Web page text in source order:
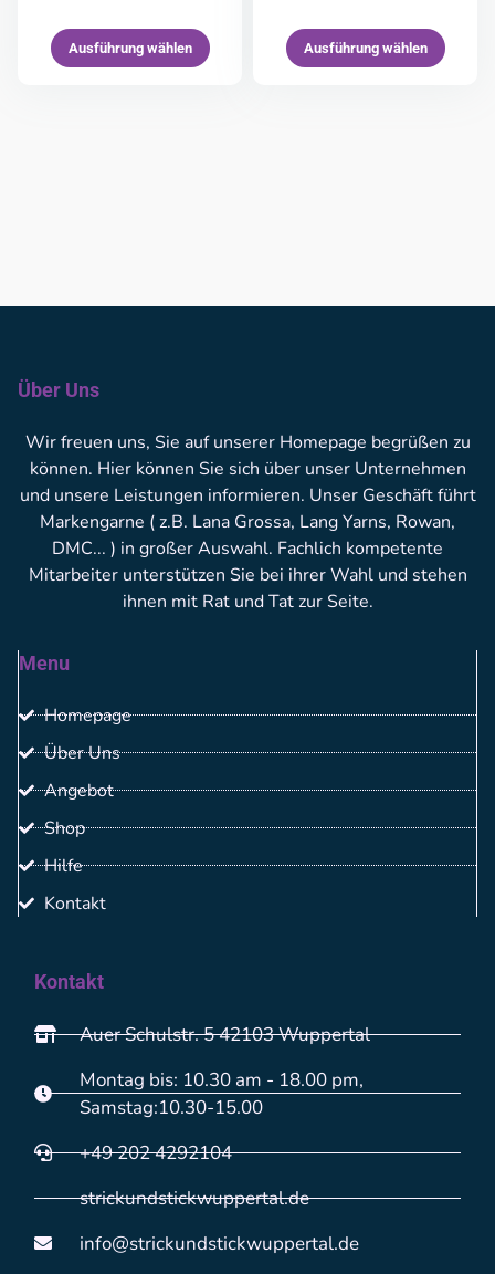
Ausführung wählen Ausführung wählen
Über Uns
Wir freuen uns, Sie auf unserer Homepage begrüßen zu
können. Hier können Sie sich über unser Unternehmen
und unsere Leistungen informieren. Unser Geschäft führt
Markengarne ( z.B. Lana Grossa, Lang Yarns, Rowan,
DMC... ) in großer Auswahl. Fachlich kompetente
Mitarbeiter unterstützen Sie bei ihrer Wahl und stehen
ihnen mit Rat und Tat zur Seite.
Menu
Homepage
Über Uns
Angebot
Shop
Hilfe
Kontakt
Kontakt
Auer Schulstr. 5 42103 Wuppertal
Montag bis: 10.30 am - 18.00 pm,
Samstag:10.30-15.00
+49 202 4292104
strickundstickwuppertal.de
info@strickundstickwuppertal.de